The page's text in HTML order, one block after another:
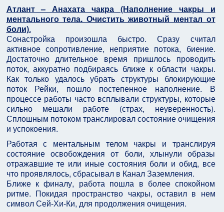
Атлант – Анахата чакра (Наполнение чакры и
ментального тела. Очистить животный ментал от
боли).
Сонастройка произошла быстро. Сразу считал
активное сопротивление, неприятие потока, биение.
Достаточно длительное время пришлось проводить
поток, аккуратно подбираясь ближе к области чакры.
Как только удалось убрать структуры блокирующие
поток Рейки, пошло постепенное наполнение. В
процессе работы часто всплывали структуры, которые
сильно мешали работе (страх, неуверенность).
Сплошным потоком транслировал состояние очищения
и успокоения.
Работая с ментальным телом чакры и транслируя
состояние освобождения от боли, хлынули образы
отражавшие те или иные состояния боли и обид, все
что проявлялось, сбрасывал в Канал Заземления.
Ближе к финалу, работа пошла в более спокойном
ритме. Покидая пространство чакры, оставил в нем
символ Сей-Хи-Ки, для продолжения очищения.